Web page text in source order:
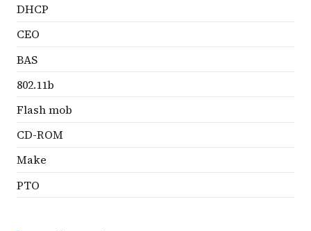
DHCP
CEO
BAS
802.11b
Flash mob
CD-ROM
Make
PTO